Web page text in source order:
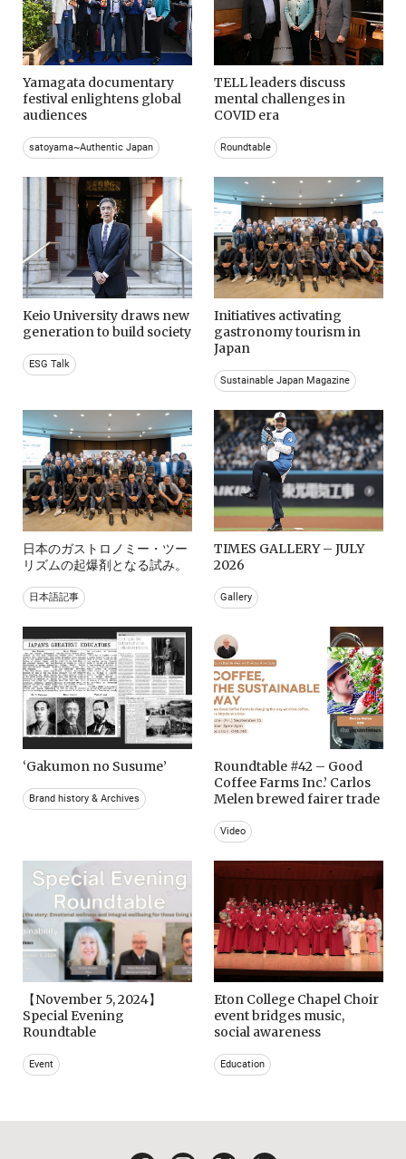
Yamagata documentary
festival enlightens global
audiences
satoyama~Authentic Japan
TELL leaders discuss
mental challenges in
COVID era
Roundtable
Keio University draws new
generation to build society
ESG Talk
Initiatives activating
gastronomy tourism in
Japan
Sustainable Japan Magazine
日本のガストロノミー・ツー
リズムの起爆剤となる試み。
日本語記事
TIMES GALLERY – JULY
2026
Gallery
‘Gakumon no Susume’
Brand history & Archives
Roundtable #42 – Good
Coffee Farms Inc.’ Carlos
Melen brewed fairer trade
Video
【November 5, 2024】
Special Evening
Roundtable
Event
Eton College Chapel Choir
event bridges music,
social awareness
Education